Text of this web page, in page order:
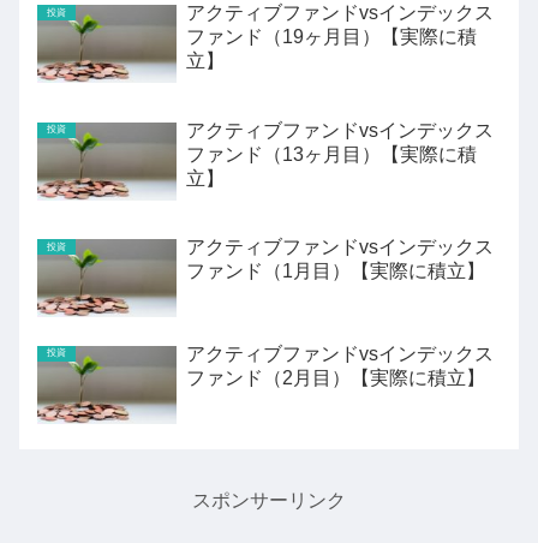
投資
アクティブファンドvsインデックス
ファンド（19ヶ月目）【実際に積
立】
投資
アクティブファンドvsインデックス
ファンド（13ヶ月目）【実際に積
立】
投資
アクティブファンドvsインデックス
ファンド（1月目）【実際に積立】
投資
アクティブファンドvsインデックス
ファンド（2月目）【実際に積立】
スポンサーリンク